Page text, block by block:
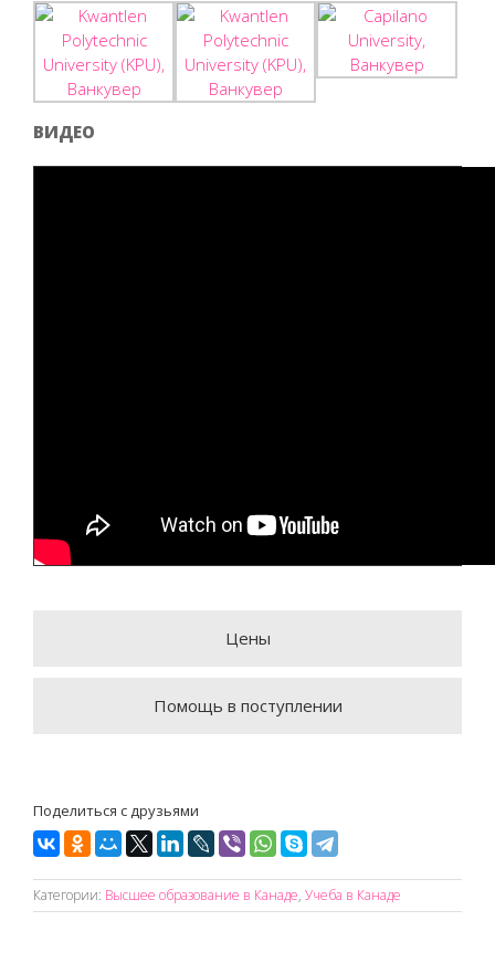
ВИДЕО
Цены
Помощь в поступлении
Поделиться с друзьями
Категории: Высшее образование в Канаде, Учеба в Канаде